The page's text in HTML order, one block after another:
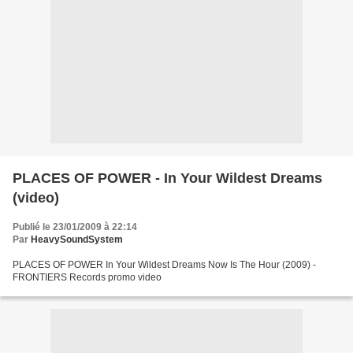
PLACES OF POWER - In Your Wildest Dreams
(video)
Publié le 23/01/2009 à 22:14
Par HeavySoundSystem
PLACES OF POWER In Your Wildest Dreams Now Is The Hour (2009) -
FRONTIERS Records promo video